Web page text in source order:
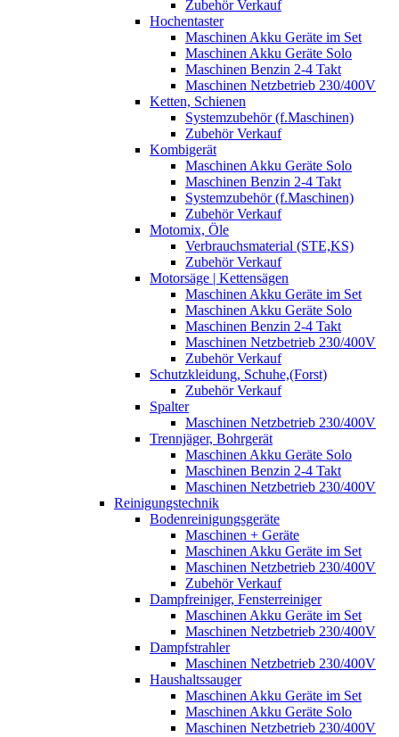
Zubehör Verkauf
Hochentaster
Maschinen Akku Geräte im Set
Maschinen Akku Geräte Solo
Maschinen Benzin 2-4 Takt
Maschinen Netzbetrieb 230/400V
Ketten, Schienen
Systemzubehör (f.Maschinen)
Zubehör Verkauf
Kombigerät
Maschinen Akku Geräte Solo
Maschinen Benzin 2-4 Takt
Systemzubehör (f.Maschinen)
Zubehör Verkauf
Motomix, Öle
Verbrauchsmaterial (STE,KS)
Zubehör Verkauf
Motorsäge | Kettensägen
Maschinen Akku Geräte im Set
Maschinen Akku Geräte Solo
Maschinen Benzin 2-4 Takt
Maschinen Netzbetrieb 230/400V
Zubehör Verkauf
Schutzkleidung, Schuhe,(Forst)
Zubehör Verkauf
Spalter
Maschinen Netzbetrieb 230/400V
Trennjäger, Bohrgerät
Maschinen Akku Geräte Solo
Maschinen Benzin 2-4 Takt
Maschinen Netzbetrieb 230/400V
Reinigungstechnik
Bodenreinigungsgeräte
Maschinen + Geräte
Maschinen Akku Geräte im Set
Maschinen Netzbetrieb 230/400V
Zubehör Verkauf
Dampfreiniger, Fensterreiniger
Maschinen Akku Geräte im Set
Maschinen Netzbetrieb 230/400V
Dampfstrahler
Maschinen Netzbetrieb 230/400V
Haushaltssauger
Maschinen Akku Geräte im Set
Maschinen Akku Geräte Solo
Maschinen Netzbetrieb 230/400V